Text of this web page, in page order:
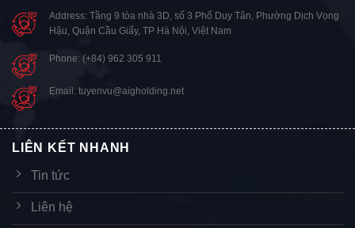
Address: Tầng 9 tòa nhà 3D, số 3 Phố Duy Tân, Phường Dịch Vọng
Hậu, Quận Cầu Giấy, TP Hà Nội, Việt Nam
Phone: (+84) 962 305 911
Email: tuyenvu@aigholding.net
LIÊN KẾT NHANH
Tin tức
Liên hệ